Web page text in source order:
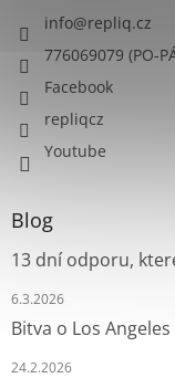
info@repliq.cz
776069079 (PO-
Facebook
repliqcz
Youtube
Blog
13 dní odporu,
6.3.2026
Bitva o Los
24.2.2026